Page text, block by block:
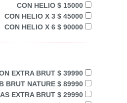
CON HELIO $ 15000
CON HELIO X 3 $ 45000
CON HELIO X 6 $ 90000
EXTRA BRUT $ 39990
BRUT NATURE $ 89990
EXTRA BRUT $ 29990